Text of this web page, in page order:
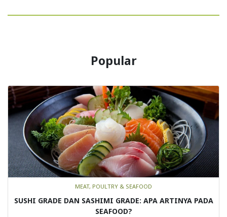
Popular
MEAT, POULTRY & SEAFOOD
SUSHI GRADE DAN SASHIMI GRADE: APA ARTINYA PADA
SEAFOOD?